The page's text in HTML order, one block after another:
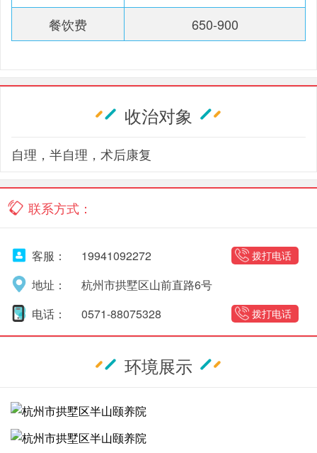
餐饮费
650-900
收治对象
自理，半自理，术后康复
联系方式：
客服： 拨打电话
19941092272
地址：
杭州市拱墅区山前直路6号
电话：
拨打电话
0571-88075328
环境展示